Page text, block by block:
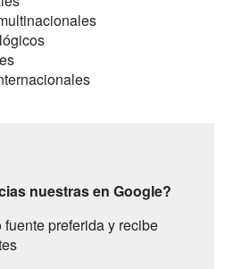
nuestras en Google?
preferida y recibe